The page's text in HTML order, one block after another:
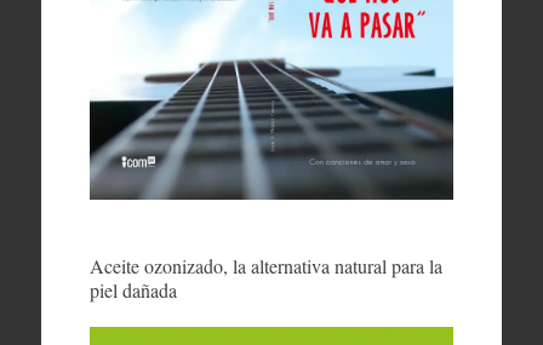
Aceite ozonizado, la alternativa natural para la
piel dañada